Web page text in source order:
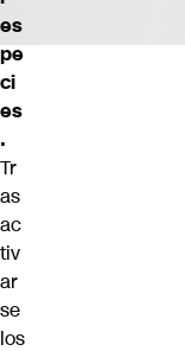
es
pe
ci
es
.
Tr
as
ac
tiv
ar
se
los